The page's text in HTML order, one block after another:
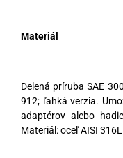
Materiál
Delená príruba SAE
912; ľahká verzia.
adaptérov alebo
Materiál: oceľ AISI